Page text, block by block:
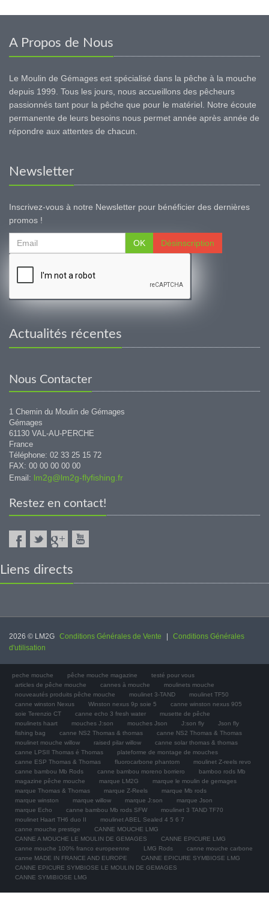
A Propos de Nous
Le Moulin de Gémages est spécialisé dans la pêche à la mouche
depuis 1999. Tous les jours, nous accueillons des pêcheurs
passionnés tant pour la pêche que pour le matériel. Notre écoute
permanente de leurs besoins nous permet année après année de
répondre aux attentes de chacun.
Newsletter
Inscrivez-vous à notre Newsletter pour bénéficier des dernières
promos !
OK Désinscription
Actualités récentes
Nous Contacter
1 Chemin du Moulin de Gémages
Gémages
61130 VAL-AU-PERCHE
France
Téléphone: 02 33 25 15 72
FAX: 00 00 00 00 00
Email: lm2g@lm2g-flyfishing.fr
Restez en contact!
Liens directs
2026 © LM2G Conditions Générales de Vente
Conditions Générales
d'utilisation
peche mouche pêche mouche magazine
testé pour vous
articles de pêche mouche
cannes à mouche
moulinets mouche
nouveautés produits pêche mouche
moulinet 3-TAND
moulinet TF50
canne winston Nexus
Winston nexus 9p soie 5
canne winston nexus 905
soie Terenzio CT
canne echo 3 fresh water
musette de pêche
moulinets haart
mouches J:son mouches Json J:son fly
Json fly
fishing bag
canne NS2 Thomas & thomas
canne NS2 Thomas & Thomas
moulinet mouche willow
raised pilar willow
canne solar thomas & thomas
canne LPSII Thomas é Thomas
plateforme de montage de mouches
canne ESP Thomas & Thomas
fluorocarbone phantom
moulinet Z-reels revo
canne bambou Mb Rods
canne bambou moreno borriero
bamboo rods Mb
magazine pêche mouche
marque LM2G
marque le moulin de gemages
marque Thomas & Thomas
marque Z-Reels
marque Mb rods
marque winston
marque willow marque J:son
marque Json
marque Echo
canne bambou Mb rods SFW
moulinet 3 TAND TF70
moulinet Haart TH6 duo II
moulinet ABEL Sealed 4 5 6 7
canne mouche prestige
CANNE MOUCHE LMG
CANNE A MOUCHE LE MOULIN DE GEMAGES
CANNE EPICURE LMG
canne mouche 100% franco europeenne
LMG Rods
canne mouche carbone
canne MADE IN FRANCE AND EUROPE
CANNE EPICURE SYMBIOSE LMG
CANNE EPICURE SYMBIOSE LE MOULIN DE GEMAGES
CANNE SYMIBIOSE LMG